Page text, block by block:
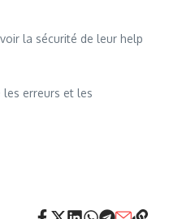
la sécurité de leur help
erreurs et les